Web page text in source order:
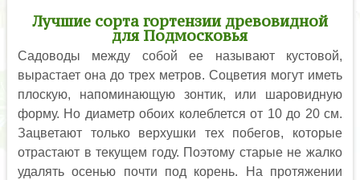
Лучшие сорта гортензии древовидной
для Подмосковья
Садоводы между собой ее называют кустовой,
вырастает она до трех метров. Соцветия могут иметь
плоскую, напоминающую зонтик, или шаровидную
форму. Но диаметр обоих колеблется от 10 до 20 см.
Зацветают только верхушки тех побегов, которые
отрастают в текущем году. Поэтому старые не жалко
удалять осенью почти под корень. На протяжении